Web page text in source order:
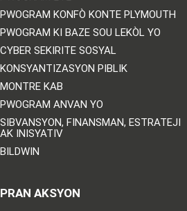
PWOGRAM KONFÒ KONTE PLYMOUTH
PWOGRAM KI BAZE SOU LEKÒL YO
CYBER SEKIRITE SOSYAL
KONSYANTIZASYON PIBLIK
MONTRE KAB
PWOGRAM ANVAN YO
SIBVANSYON, FINANSMAN, ESTRATEJI
AK INISYATIV
BILDWIN
PRAN AKSYON